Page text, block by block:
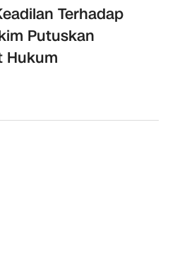
Terhadap
Putuskan
Hukum